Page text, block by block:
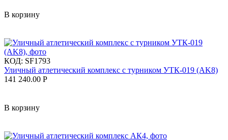
В корзину
КОД: SF1793
Уличный атлетический комплекс с турником УТК-019 (AK8)
141 240.00 Р
В корзину